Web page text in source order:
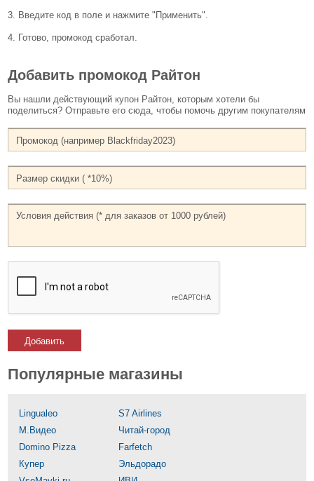
3. Введите код в поле и нажмите "Применить".
4. Готово, промокод сработал.
Добавить промокод Райтон
Вы нашли действующий купон Райтон, которым хотели бы
поделиться? Отправьте его сюда, чтобы помочь другим покупателям
Добавить
Популярные магазины
Lingualeo
S7 Airlines
М.Видео
Читай-город
Domino Pizza
Farfetch
Купер
Эльдорадо